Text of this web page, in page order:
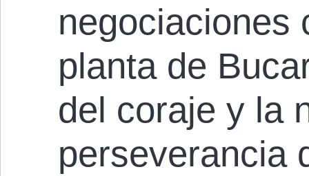
negociaciones
planta de
del coraje y la
perseverancia